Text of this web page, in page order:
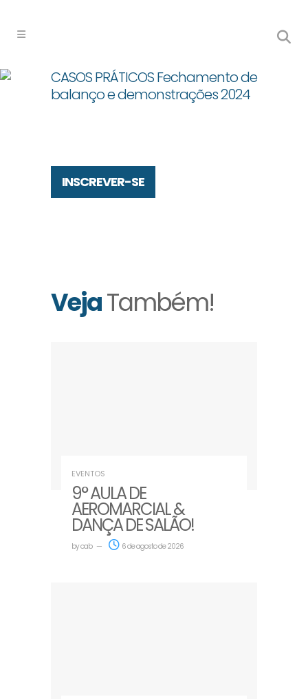
CASOS PRÁTICOS Fechamento de
balanço e demonstrações 2024
INSCREVER-SE
VejaTambém!
EVENTOS
9° AULA DE
AEROMARCIAL &
DANÇA DE SALÃO!
byoab 6 de agosto de 2026